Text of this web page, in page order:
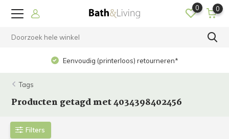
0 0
Eenvoudig (printerloos) retourneren*
Tags
Producten getagd met 4034398402456
Filters